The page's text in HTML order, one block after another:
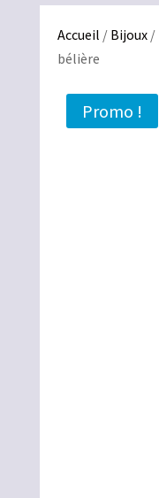
Accueil / Bijoux/
bélière
Promo !